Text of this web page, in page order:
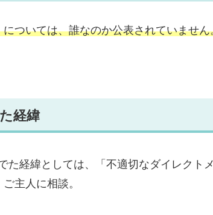
ついては、誰なのか公表されていません
経緯
た経緯としては、「不適切なダイレクト
主人に相談。